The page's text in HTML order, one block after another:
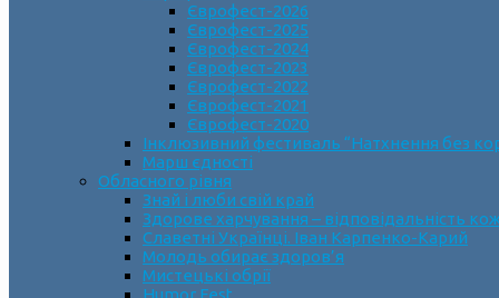
Єврофест-2026
Єврофест-2025
Єврофест-2024
Єврофест-2023
Єврофест-2022
Єврофест-2021
Єврофест-2020
Інклюзивний фестиваль “Натхнення без
Марш єдності
Обласного рівня
Знай і люби свій край
Здорове харчування – відповідальність
Славетні Українці. Іван Карпенко-Карий
Молодь обирає здоров’я
Мистецькі обрії
Humor Fest